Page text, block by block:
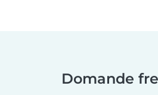
Domande